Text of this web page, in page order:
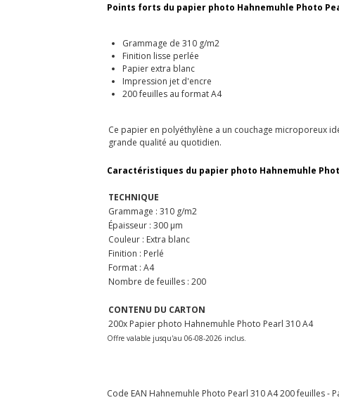
Points forts du papier photo Hahnemuhle Photo
Grammage de 310 g/m2
Finition lisse perlée
Papier extra blanc
Impression jet d'encre
200 feuilles au format A4
Ce papier en polyéthylène a un couchage microporeux
grande qualité au quotidien.
Caractéristiques du papier photo Hahnemuhle
TECHNIQUE
Grammage : 310 g/m2
Épaisseur : 300 µm
Couleur : Extra blanc
Finition : Perlé
Format : A4
Nombre de feuilles : 200
CONTENU DU CARTON
200x Papier photo Hahnemuhle Photo Pearl 310 A4
Offre valable jusqu'au 06-08-2026 inclus.
Code EAN Hahnemuhle Photo Pearl 310 A4 200 feuilles -